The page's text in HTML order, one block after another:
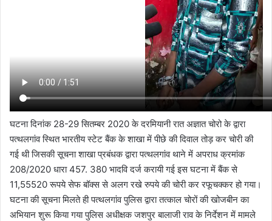
घटना दिनांक 28-29 सितम्बर 2020 के दरमियानी रात अज्ञात चोरो के द्वारा
पत्थलगांव स्थित भारतीय स्टेट बैंक के शाखा में पीछे की दिवाल तोड़ कर चोरी की
गई थी जिसकी सूचना शाखा प्रबंधक द्वारा पत्थलगांव थाने में अपराध क्रमांक
208/2020 धारा 457. 380 भादवि दर्ज करायी गई इस घटना में बैंक से
11,55520 रूपये सेफ बॉक्स से अलग रखे रुपये की चोरी कर रफूचक्कर हो गया।
घटना की सूचना मिलते ही पत्थलगांव पुलिस द्वारा तत्काल चोरों की खोजबीन का
अभियान शुरू किया गया पुलिस अधीक्षक जशपुर बालाजी राव के निर्देशन में मामले